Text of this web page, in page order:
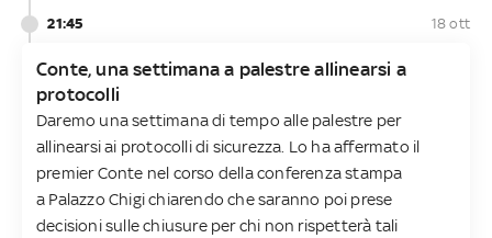
21:45 18 ott
Conte, una settimana a palestre allinearsi a
protocolli
Daremo una settimana di tempo alle palestre per
allinearsi ai protocolli di sicurezza. Lo ha affermato il
premier Conte nel corso della conferenza stampa
a Palazzo Chigi chiarendo che saranno poi prese
decisioni sulle chiusure per chi non rispetterà tali